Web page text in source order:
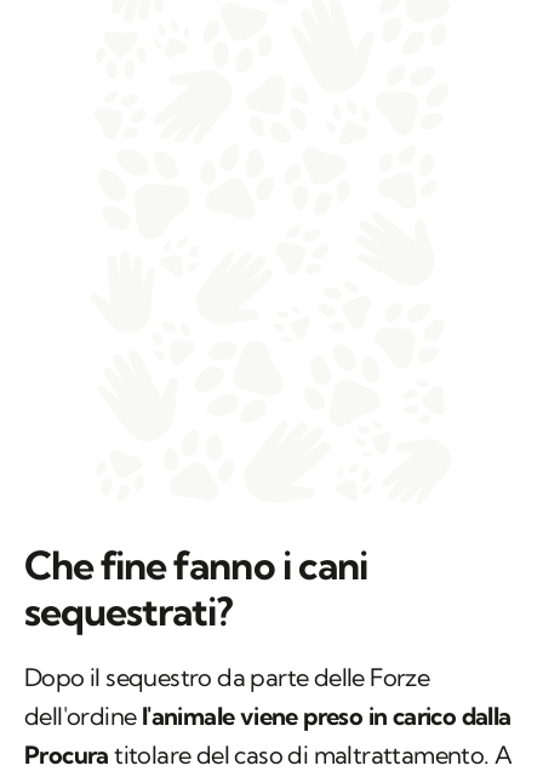
Che fine fanno i cani
sequestrati?
Dopo il sequestro da parte delle Forze
dell'ordine l'animale viene preso in carico dalla
Procura titolare del caso di maltrattamento. A